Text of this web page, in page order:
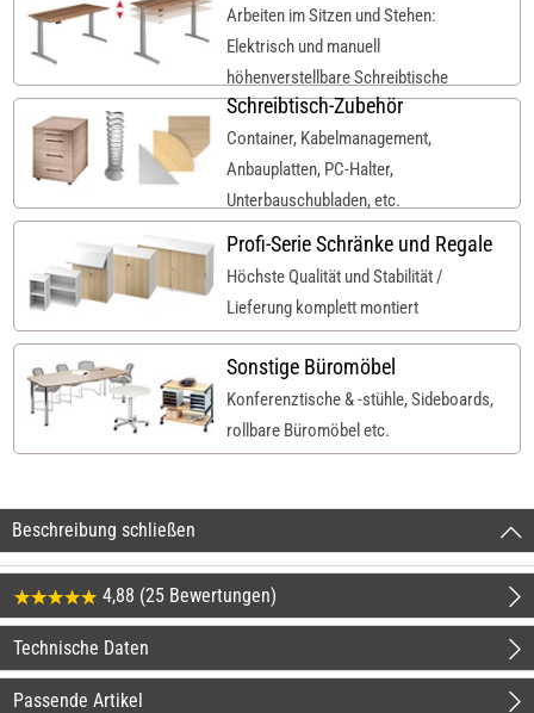
Arbeiten im Sitzen und Stehen:
Elektrisch und manuell
höhenverstellbare Schreibtische
Schreibtisch-Zubehör
Container, Kabelmanagement,
Anbauplatten, PC-Halter,
Unterbauschubladen, etc.
Profi-Serie Schränke und Regale
Höchste Qualität und Stabilität /
Lieferung komplett montiert
Sonstige Büromöbel
Konferenztische & -stühle, Sideboards,
rollbare Büromöbel etc.
Beschreibung schließen
4,88 (25 Bewertungen)
Technische Daten
Passende Artikel